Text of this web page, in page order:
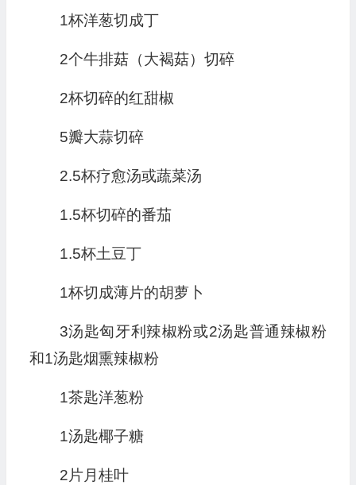
1杯洋葱切成丁
2个牛排菇（大褐菇）切碎
2杯切碎的红甜椒
5瓣大蒜切碎
2.5杯疗愈汤或蔬菜汤
1.5杯切碎的番茄
1.5杯土豆丁
1杯切成薄片的胡萝卜
3汤匙匈牙利辣椒粉或2汤匙普通辣椒粉
和1汤匙烟熏辣椒粉
1茶匙洋葱粉
1汤匙椰子糖
2片月桂叶